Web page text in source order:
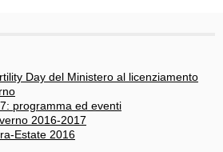
Day del Ministero al licenziamento
programma ed eventi
2016-2017
Estate 2016